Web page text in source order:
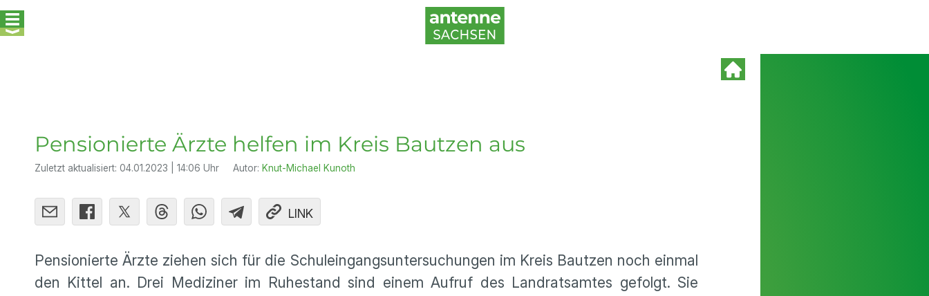
Pensionierte Ärzte helfen im Kreis Bautzen aus
Zuletzt aktualisiert: 04.01.2023 | 14:06 Uhr Autor: Knut-Michael Kunoth
LINK
Pensionierte Ärzte ziehen sich für die Schuleingangsuntersuchungen im Kreis Bautzen noch einmal
den Kittel an. Drei Mediziner im Ruhestand sind einem Aufruf des Landratsamtes gefolgt. Sie